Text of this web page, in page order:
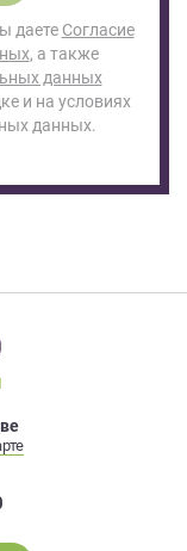
даете Согласие
, а также
данных
и на условиях
данных.